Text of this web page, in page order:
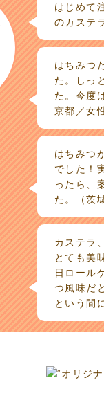
はじめて
のカステ
はちみつ
た。しっ
た。今度
京都／女
はちみつ
でした！
ったら、
た。（茨
カステラ
とても美
日ロール
つ風味だ
という間